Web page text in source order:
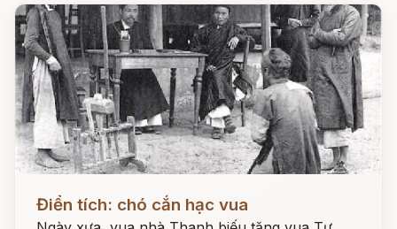
Đọc ngay
Điển tích: chó cắn hạc vua